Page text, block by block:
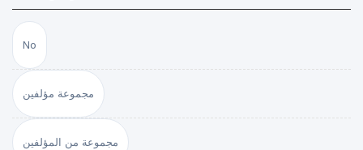
No
مجموعة مؤلفين
مجموعة من المؤلفين